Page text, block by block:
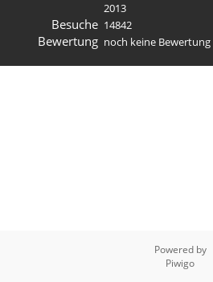
2013
Besuche 14842
Bewertung noch keine Bewertung
Powered by
Piwigo